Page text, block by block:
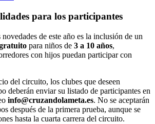
para los participantes
de este año es la inclusión de un
para niños de 3 a 10 años,
con hijos puedan participar con
del circuito, los clubes que deseen
deberán enviar su listado de participantes en
info@cruzandolameta.es. No se aceptarán
después de la primera prueba, aunque se
hasta la cuarta carrera del circuito.